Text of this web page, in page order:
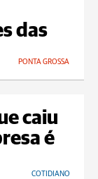
das
PONTA GROSSA
caiu
é
COTIDIANO